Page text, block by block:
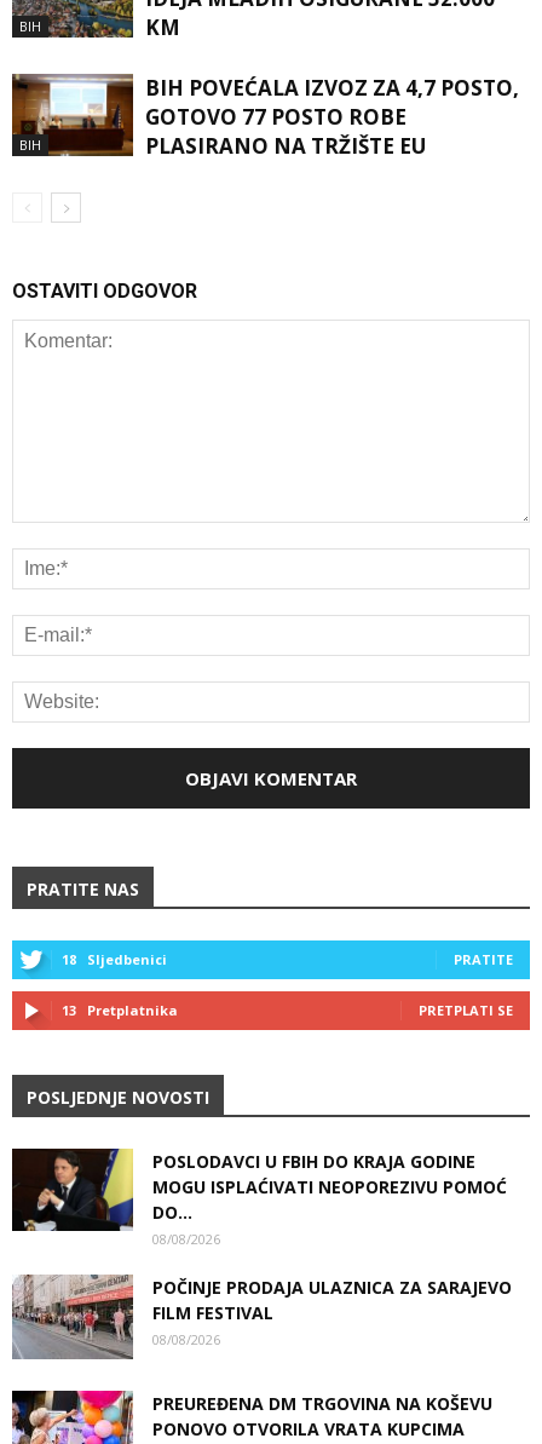
BIH
KM
BIH
BIH POVEĆALA IZVOZ ZA 4,7 POSTO,
GOTOVO 77 POSTO ROBE
PLASIRANO NA TRŽIŠTE EU
OSTAVITI ODGOVOR
PRATITE NAS
18 Sljedbenici PRATITE
13 Pretplatnika PRETPLATI SE
POSLJEDNJE NOVOSTI
POSLODAVCI U FBIH DO KRAJA GODINE
MOGU ISPLAĆIVATI NEOPOREZIVU POMOĆ
DO...
08/08/2026
POČINJE PRODAJA ULAZNICA ZA SARAJEVO
FILM FESTIVAL
08/08/2026
PREUREĐENA DM TRGOVINA NA KOŠEVU
PONOVO OTVORILA VRATA KUPCIMA